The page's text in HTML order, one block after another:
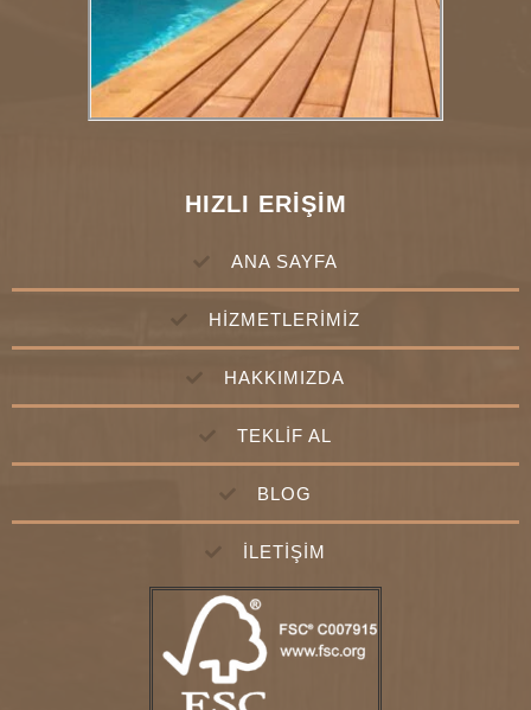
HIZLI ERİŞİM
ANA SAYFA
HİZMETLERİMİZ
HAKKIMIZDA
TEKLİF AL
BLOG
İLETİŞİM